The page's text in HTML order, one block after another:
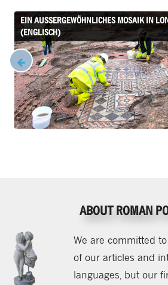
EIN AUSSERGEWÖHNLICHES MOSAIK IN
ENGLISCH)
ABOUT ROMAN
We are committed
of our articles and
languages, but our